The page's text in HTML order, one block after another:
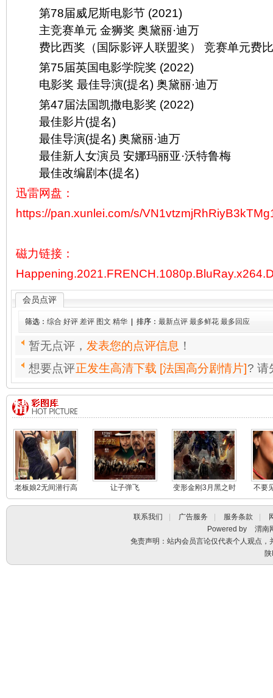
第78届威尼斯电影节 (2021)
主竞赛单元 金狮奖 奥黛丽·迪万
费比西奖（国际影评人联盟奖） 竞赛单元费比
第75届英国电影学院奖 (2022)
电影奖 最佳导演(提名) 奥黛丽·迪万
第47届法国凯撒电影奖 (2022)
最佳影片(提名)
最佳导演(提名) 奥黛丽·迪万
最佳新人女演员 安娜玛丽亚·沃特鲁梅
最佳改编剧本(提名)
迅雷网盘：
https://pan.xunlei.com/s/
磁力链接：
会员点评
筛选： 综合 好评 差评 图文 精华 | 排序： 最新点评 最多鲜花 最多回应
暂无点评， 发表您的点评信息 ！
想要点评正发生高清下载 [法国高分剧情片]? 请
老板娘2无间潜行高
清下载
让子弹飞 变形金刚3月黑之时
不要
联系我们
广告服务 服务条款
Powered by
渭南
免责声明：站内会员言论仅代表个人观点